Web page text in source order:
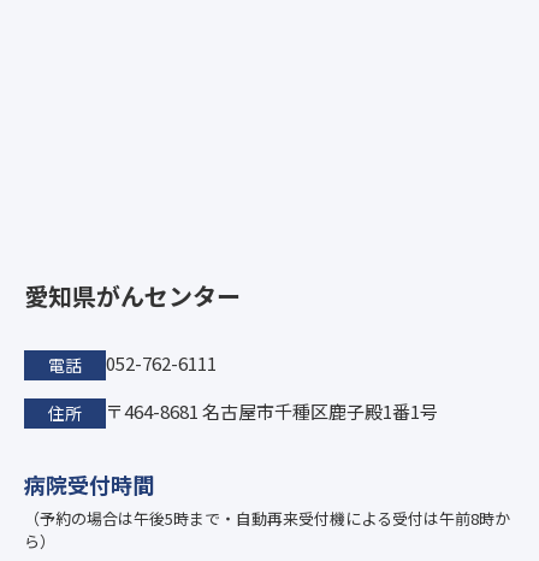
愛知県がんセンター
電話 052-762-6111
住所 〒464-8681 名古屋市千種区鹿子殿1番1号
病院受付時間
（予約の場合は午後5時まで・自動再来受付機による受付は午前8時か
ら）